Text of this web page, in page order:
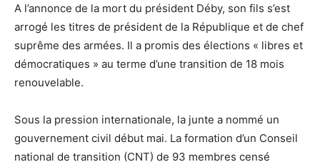
A l’annonce de la mort du président Déby, son fils s’est
arrogé les titres de président de la République et de chef
suprême des armées. Il a promis des élections « libres et
démocratiques » au terme d’une transition de 18 mois
renouvelable.
Sous la pression internationale, la junte a nommé un
gouvernement civil début mai. La formation d’un Conseil
national de transition (CNT) de 93 membres censé